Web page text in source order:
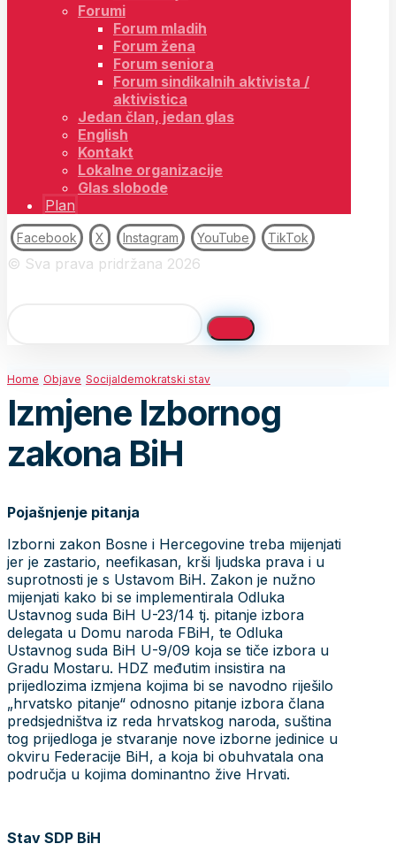
Forumi
Forum mladih
Forum žena
Forum seniora
Forum sindikalnih aktivista /
aktivistica
Jedan član, jedan glas
English
Kontakt
Lokalne organizacije
Glas slobode
Plan
Facebook X Instagram YouTube TikTok
© Sva prava pridržana 2026
Home Objave Socijaldemokratski stav
Izmjene Izbornog
zakona BiH
Pojašnjenje pitanja
Izborni zakon Bosne i Hercegovine treba mijenjati
jer je zastario, neefikasan, krši ljudska prava i u
suprotnosti je s Ustavom BiH. Zakon je nužno
mijenjati kako bi se implementirala Odluka
Ustavnog suda BiH U-23/14 tj. pitanje izbora
delegata u Domu naroda FBiH, te Odluka
Ustavnog suda BiH U-9/09 koja se tiče izbora u
Gradu Mostaru. HDZ međutim insistira na
prijedlozima izmjena kojima bi se navodno riješilo
„hrvatsko pitanje“ odnosno pitanje izbora člana
predsjedništva iz reda hrvatskog naroda, suština
tog prijedloga je stvaranje nove izborne jedinice u
okviru Federacije BiH, a koja bi obuhvatala ona
područja u kojima dominantno žive Hrvati.
Stav SDP BiH